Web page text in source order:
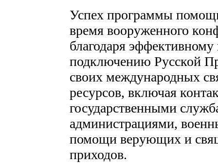
Успех программы
время вооруженного
благодаря
подключению Русской
своих международных
ресурсов, включая
государственными
администрациями,
помощи верующих и
приходов.